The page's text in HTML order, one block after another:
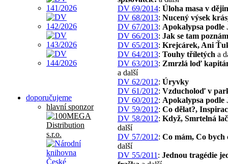
doporučujeme
hlavní sponzor
DV 69/2014: Úloha masa v
DV 68/2013: Nucený výsek
DV 67/2013: Apokalypsa podle
DV 66/2013: Jak se tam
DV 65/2013: Krejcárek, Ani
DV 64/2013: Touhy tříletých a
DV 63/2013: Zmrzlá loď
a další
DV 62/2012: Úryvky
DV 61/2012: Vzducholoď v
DV 60/2012: Apokalypsa podle
DV 59/2012: Co dělat?,
DV 58/2012: Když, Smrtelná
další
DV 57/2012: Co mám, Co bych
další
DV 55/2011 : Jednou tragédie